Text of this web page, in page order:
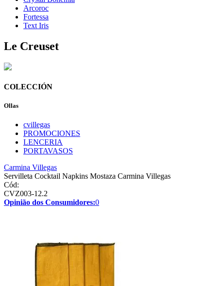
Arcoroc
Fortessa
Text Iris
Le Creuset
COLECCIÓN
Ollas
cvillegas
PROMOCIONES
LENCERIA
PORTAVASOS
Carmina Villegas
Servilleta Cocktail Napkins Mostaza Carmina Villegas
Cód:
CVZ003-12.2
Opinião dos Consumidores:0